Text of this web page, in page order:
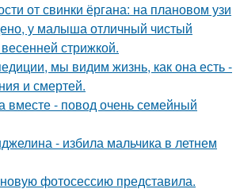
от свинки ёргана: на плановом узи
у малыша отличный чистый
стрижкой.
мы видим жизнь, как она есть -
и смертей.
вместе - повод очень семейный
- избила мальчика в летнем
фотосессию представила.